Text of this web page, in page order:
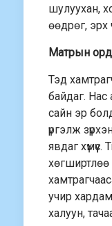
шулуухан,
өөдрөг, эрх
Матрын
Тэд
байдаг. Нас
сайн эр
үргэлж
явдаг
хөгширтлөө
учир
халуун,